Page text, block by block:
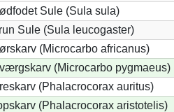
Sule (Sula sula)
Sule (Sula leucogaster)
(Microcarbo africanus)
(Microcarbo pygmaeus)
(Phalacrocorax auritus)
(Phalacrocorax aristotelis)